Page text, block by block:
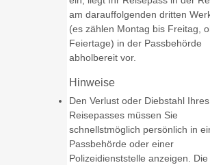
am darauffolgenden dritten
(es zählen Montag bis Freitag,
Feiertage) in der Passbehörde
abholbereit vor.
Hinweise
Den Verlust oder Diebstahl Ihres
Reisepasses müssen Sie
schnellstmöglich persönlich in
Passbehörde oder einer
Polizeidienststelle anzeigen. Die